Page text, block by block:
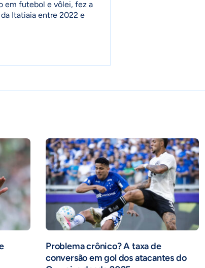
em futebol e vôlei, fez a
Itatiaia entre 2022 e
Problema crônico? A taxa de
conversão em gol dos atacantes do